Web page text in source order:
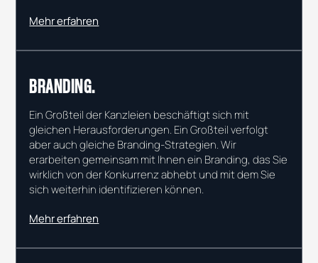
Mehr erfahren
BRANDING.
Ein Großteil der Kanzleien beschäftigt sich mit
gleichen Herausforderungen. Ein Großteil verfolgt
aber auch gleiche Branding-Strategien. Wir
erarbeiten gemeinsam mit Ihnen ein Branding, das Sie
wirklich von der Konkurrenz abhebt und mit dem Sie
sich weiterhin identifizieren können.
Mehr erfahren